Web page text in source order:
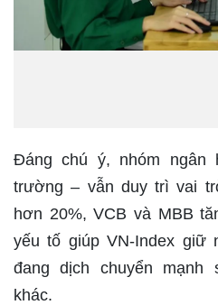
Đáng chú ý, nhóm ngân
trường – vẫn duy trì vai
hơn 20%, VCB và MBB
yếu tố giúp VN-Index giữ
đang dịch chuyển mạnh
khác.